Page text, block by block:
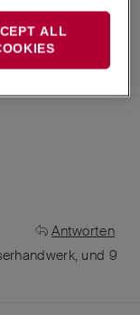
Antworten
, und6weiteren
Antworten
, und 9
ALL